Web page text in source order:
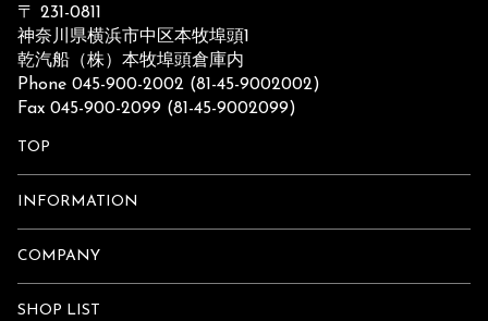
〒 231-0811
神奈川県横浜市中区本牧埠頭1
乾汽船（株）本牧埠頭倉庫内
Phone 045-900-2002 (81-45-9002002)
Fax 045-900-2099 (81-45-9002099)
TOP
INFORMATION
COMPANY
SHOP LIST